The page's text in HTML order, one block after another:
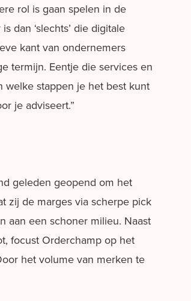
rol is gaan spelen in de
dan ‘slechts’ die digitale
kant van ondernemers
termijn. Eentje die services en
stappen je het best kunt
je adviseert.”
geleden geopend om het
zij de marges via scherpe pick
aan een schoner milieu. Naast
focust Orderchamp op het
het volume van merken te